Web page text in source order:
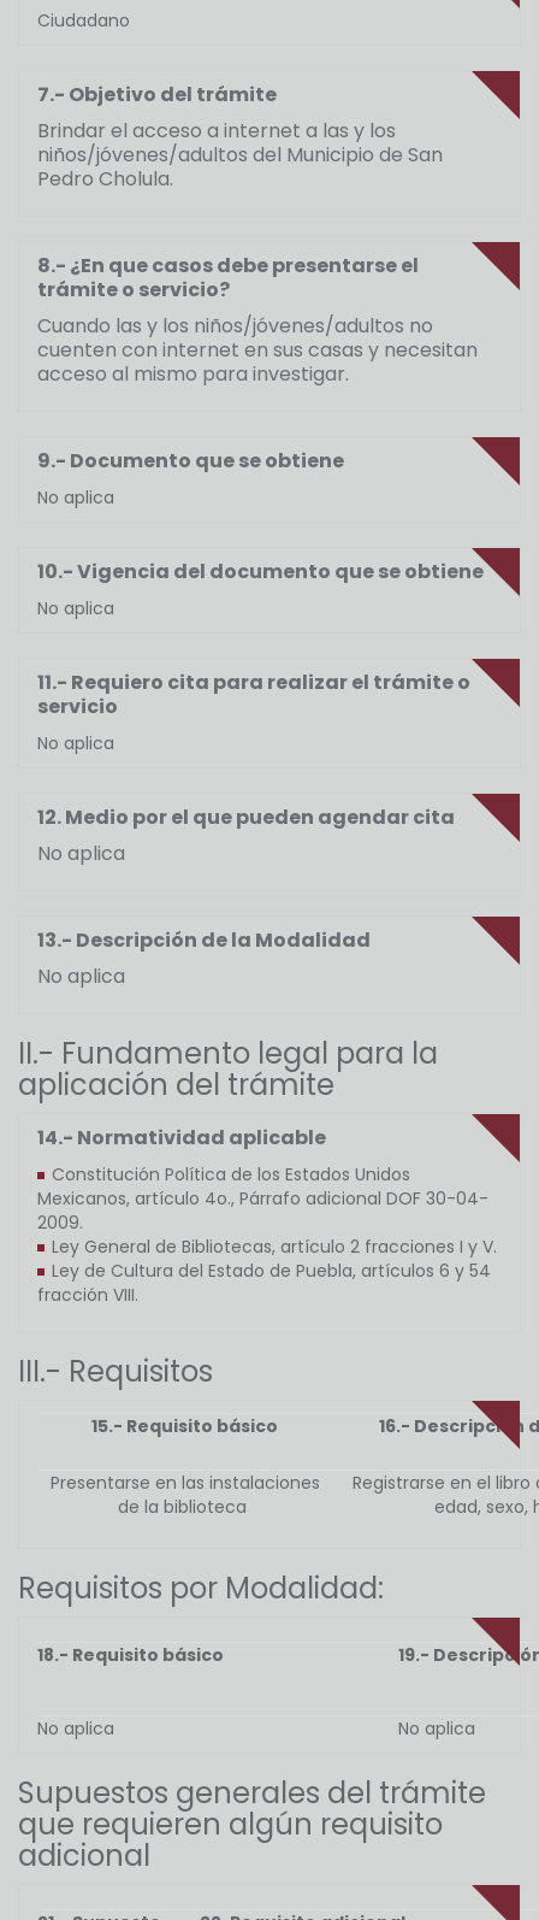
Ciudadano
7.- Objetivo del trámite
Brindar el acceso a internet a las y los
niños/jóvenes/adultos del Municipio de San
Pedro Cholula.
8.- ¿En que casos debe presentarse el
trámite o servicio?
Cuando las y los niños/jóvenes/adultos no
cuenten con internet en sus casas y necesitan
acceso al mismo para investigar.
9.- Documento que se obtiene
No aplica
10.- Vigencia del documento que se obtiene
No aplica
11.- Requiero cita para realizar el trámite o
servicio
No aplica
12. Medio por el que pueden agendar cita
No aplica
13.- Descripción de la Modalidad
No aplica
II.- Fundamento legal para la
aplicación del trámite
14.- Normatividad aplicable
Constitución Política de los Estados Unidos
Mexicanos, artículo 4o., Párrafo adicional DOF 30-04-
2009.
Ley General de Bibliotecas, artículo 2 fracciones I y V.
Ley de Cultura del Estado de Puebla, artículos 6 y 54
fracción VIII.
III.- Requisitos
15.- Requisito básico 16.- Descripción
Presentarse en las instalaciones
de la biblioteca
Registrarse en el
edad,
Requisitos por Modalidad:
18.- Requisito básico 19.-
No aplica No aplica
Supuestos generales del trámite
que requieren algún requisito
adicional